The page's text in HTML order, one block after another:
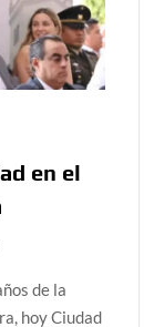
en el
de la
hoy Ciudad